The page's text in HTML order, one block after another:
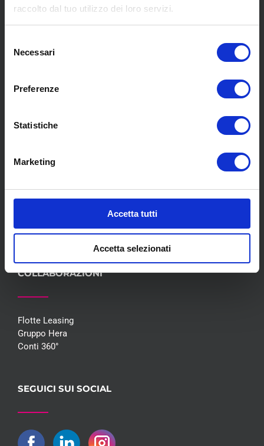
raccolto dal tuo utilizzo dei loro servizi.
delNecessari
Preferenze
Statistiche
Marketing
Accetta tutti
Accetta selezionati
Pneumatici
Servizi
Blog
Whisteblowing D.Lgs 24/2023
Contatti
COLLABORAZIONI
Flotte Leasing
Gruppo Hera
Conti 360°
SEGUICI SUI SOCIAL